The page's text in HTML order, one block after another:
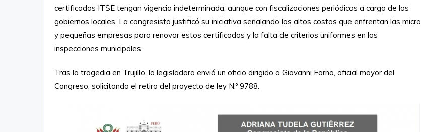
certificados ITSE tengan vigencia indeterminada, aunque con fiscalizaciones periódicas a cargo de los
gobiernos locales. La congresista justificó su iniciativa señalando los altos costos que enfrentan las micro
y pequeñas empresas para renovar estos certificados y la falta de criterios uniformes en las
inspecciones municipales.
Tras la tragedia en Trujillo, la legisladora envió un oficio dirigido a Giovanni Forno, oficial mayor del
Congreso, solicitando el retiro del proyecto de ley N.º 9788.